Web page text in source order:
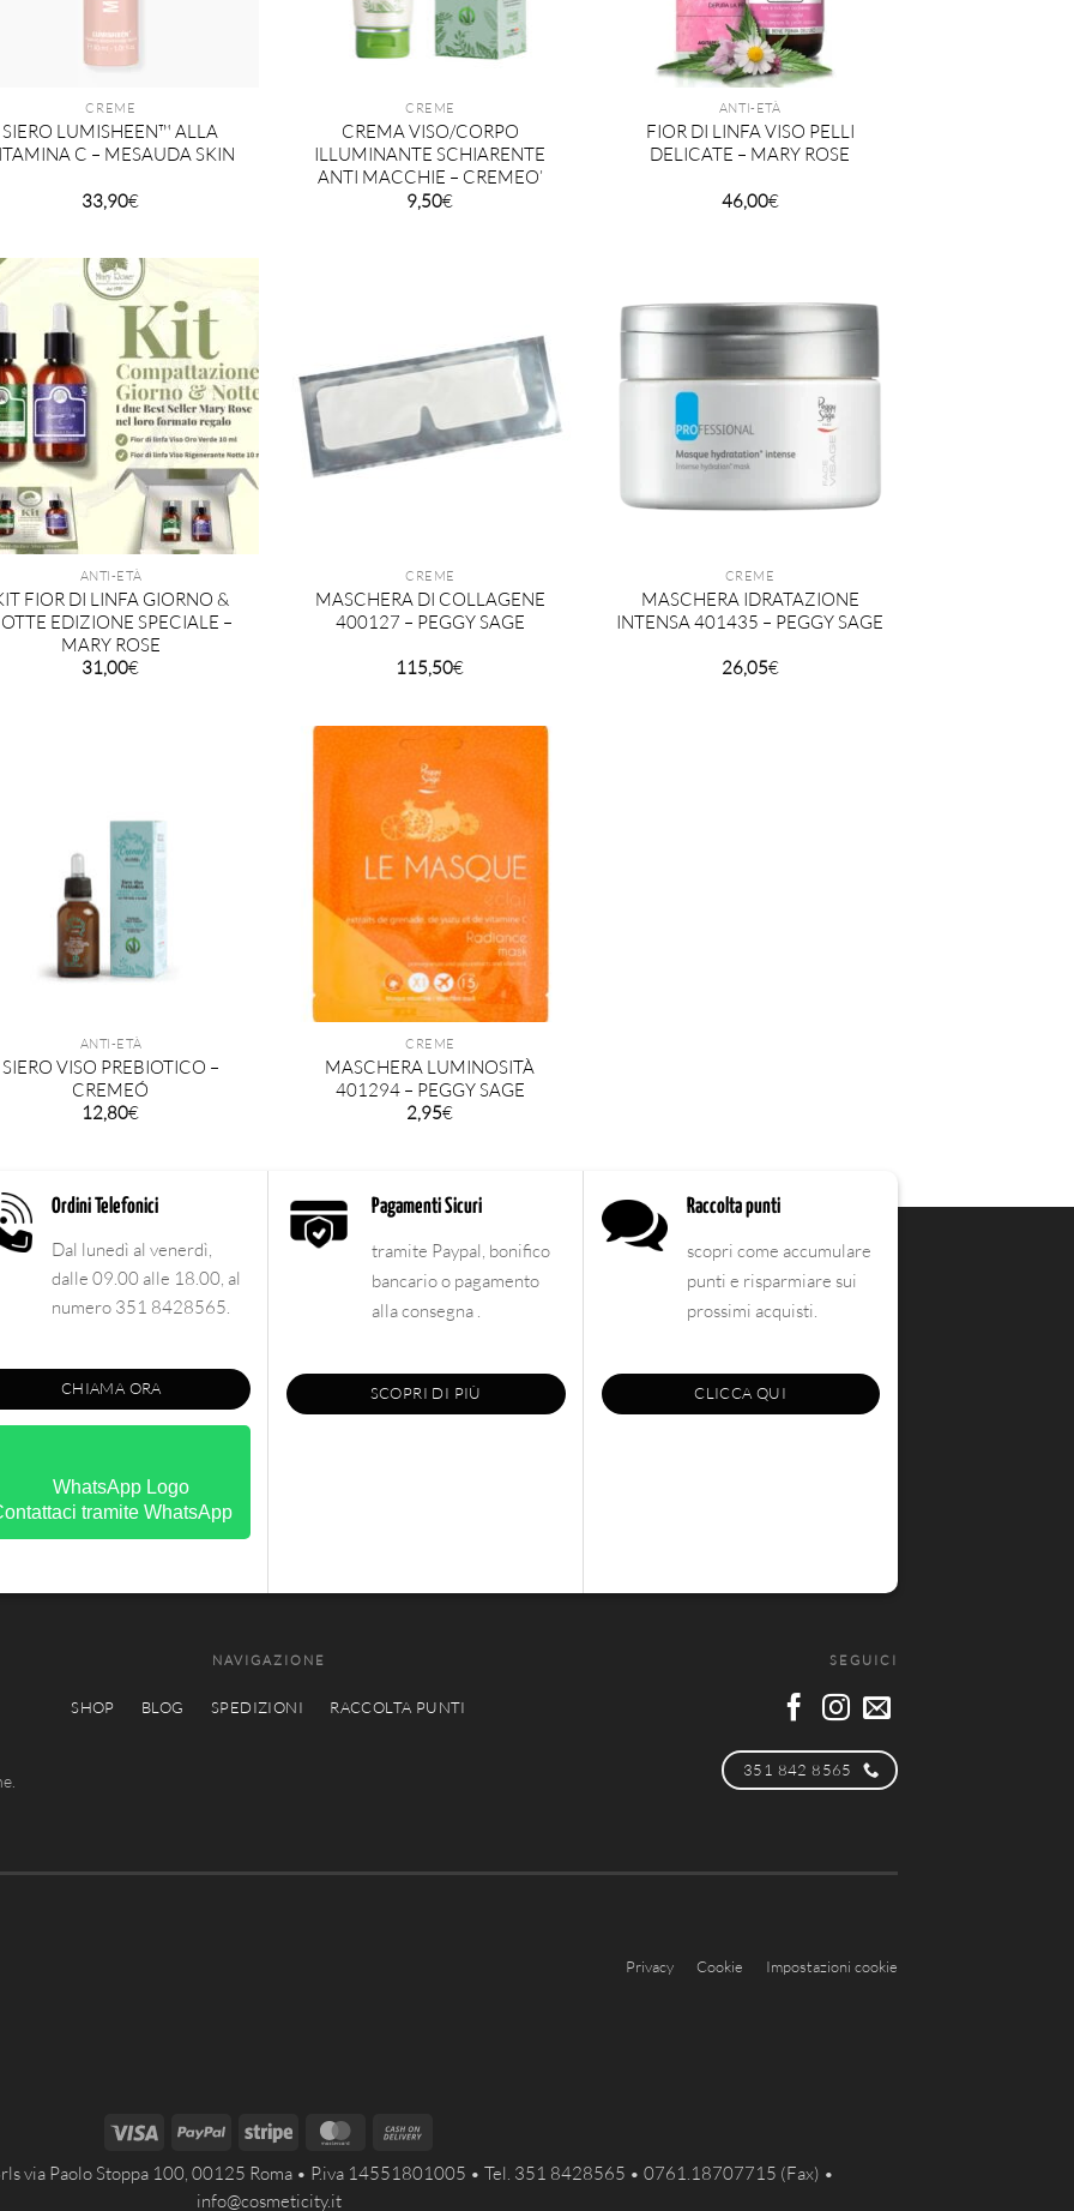
CREME
SIERO LUMISHEEN™ ALLA
C – MESAUDA SKIN
33,90€
CREME
CREMA VISO/CORPO
ILLUMINANTE SCHIARENTE
ANTI MACCHIE – CREMEO’
9,50€
ANTI-ETÀ
FIOR DI LINFA VISO PELLI
DELICATE – MARY ROSE
46,00€
ANTI-ETÀ
FIOR DI LINFA GIORNO &
EDIZIONE SPECIALE –
MARY ROSE
31,00€
CREME
MASCHERA DI COLLAGENE
400127 – PEGGY SAGE
115,50€
CREME
MASCHERA IDRATAZIONE
INTENSA 401435 – PEGGY SAGE
26,05€
ANTI-ETÀ
SIERO VISO PREBIOTICO –
CREMEÓ
12,80€
CREME
MASCHERA LUMINOSITÀ
401294 – PEGGY SAGE
2,95€
Ordini Telefonici
Dal lunedì al venerdì,
dalle 09.00 alle 18.00, al
numero 351 8428565.
CHIAMA ORA
tramite WhatsApp
Pagamenti Sicuri
tramite Paypal, bonifico
bancario o pagamento
alla consegna .
SCOPRI DI PIÙ
Raccolta punti
scopri come accumulare
punti e risparmiare sui
prossimi acquisti.
CLICCA QUI
NAVIGAZIONE
SHOP BLOG SPEDIZIONI RACCOLTA PUNTI
SEGUICI
351 842 8565
Privacy Cookie Impostazioni cookie
Visa PayPal Stripe MasterCard
Delivery
via Paolo Stoppa 100, 00125 Roma • P.iva 14551801005 • Tel. 351 8428565 • 0761.18707715 (Fax) •
info@cosmeticity.it